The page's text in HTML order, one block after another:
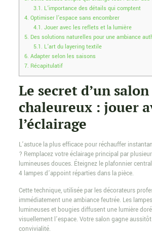
3.1. L’importance des détails qui comptent
4. Optimiser l’espace sans encombrer
4.1. Jouer avec les reflets et la lumière
5. Des solutions naturelles pour une ambiance
5.1. L’art du layering textile
6. Adapter selon les saisons
7. Récapitulatif
Le secret d’un salon
chaleureux : jouer
l’éclairage
L’astuce la plus efficace pour réchauffer
? Remplacez votre éclairage principal par
lumineuses douces. Éteignez le plafonnier
4 lampes d’appoint réparties dans la pièce.
Cette technique, utilisée par les décorateurs
immédiatement une ambiance feutrée. Les
lumineuses et bougies diffusent une lumière
visuellement l’espace. Votre salon gagne
convivialité.